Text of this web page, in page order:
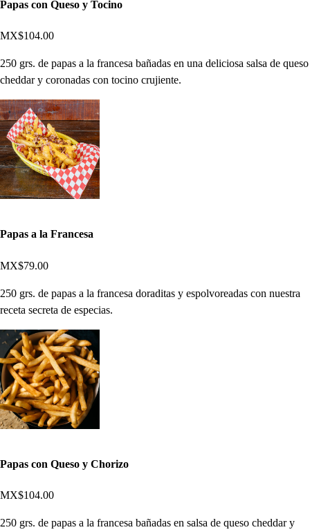
Papas con Queso y Tocino
MX$104.00
250 grs. de papas a la francesa bañadas en una deliciosa salsa de queso
cheddar y coronadas con tocino crujiente.
Papas a la Francesa
MX$79.00
250 grs. de papas a la francesa doraditas y espolvoreadas con nuestra
receta secreta de especias.
Papas con Queso y Chorizo
MX$104.00
250 grs. de papas a la francesa bañadas en salsa de queso cheddar y